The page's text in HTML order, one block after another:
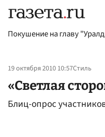
Покушение на главу
19 октября 2010 10:57Стиль
«Светлая
Блиц-опрос